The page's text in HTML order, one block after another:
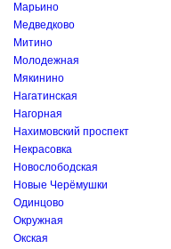
Марьино
Медведково
Митино
Молодежная
Мякинино
Нагатинская
Нагорная
Нахимовский проспект
Некрасовка
Новослободская
Новые Черёмушки
Одинцово
Окружная
Окская